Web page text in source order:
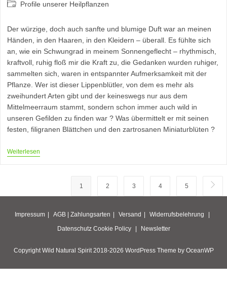
Beitrags-Profile unserer Heilpflanzen
Der würzige, doch auch sanfte und blumige Duft war an meinen
Händen, in den Haaren, in den Kleidern – überall. Es fühlte sich
an, wie ein Schwungrad in meinem Sonnengeflecht – rhythmisch,
kraftvoll, ruhig floß mir die Kraft zu, die Gedanken wurden ruhiger,
sammelten sich, waren in entspannter Aufmerksamkeit mit der
Pflanze. Wer ist dieser Lippenblütler, von dem es mehr als
zweihundert Arten gibt und der keineswegs nur aus dem
Mittelmeerraum stammt, sondern schon immer auch wild in
unseren Gefilden zu finden war ? Was übermittelt er mit seinen
festen, filigranen Blättchen und den zartrosanen Miniaturblüten ?
WeiterlesenThymus
1 2 3 4 5 Zur
Impressum AGB | Zahlungsarten Versand
Widerrufsbelehrung
Datenschutz Cookie Policy Newsletter
Copyright Wild Natural Spirit 2018-2026 WordPress Theme by OceanWP